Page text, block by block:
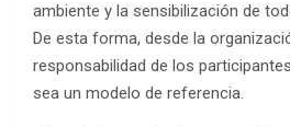
ambiente y la sensibilización de
De esta forma, desde la
responsabilidad de los
sea un modelo de referencia.